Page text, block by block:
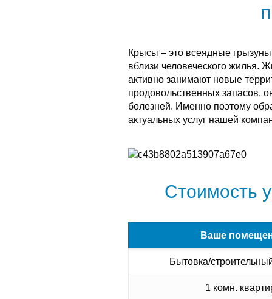
Крысы – это всеядные
вблизи человеческого жилья.
активно занимают новые
продовольственных запасов,
болезней. Именно поэтому
актуальных услуг нашей
Стоимость
Ваше
Бытовка/
1 комн.